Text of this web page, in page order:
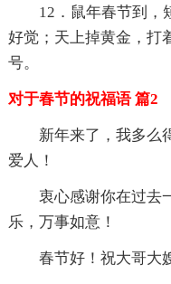
12．鼠年春节到，
好觉；天上掉黄金，打
号。
对于春节的祝福语 篇2
新年来了，我多么
爱人！
衷心感谢你在过去
乐，万事如意！
春节好！祝大哥大